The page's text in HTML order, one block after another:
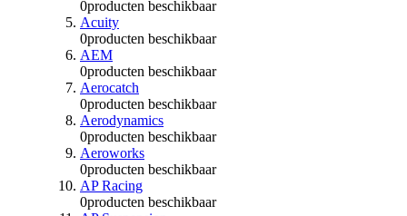
0producten beschikbaar
Acuity
0producten beschikbaar
AEM
0producten beschikbaar
Aerocatch
0producten beschikbaar
Aerodynamics
0producten beschikbaar
Aeroworks
0producten beschikbaar
AP Racing
0producten beschikbaar